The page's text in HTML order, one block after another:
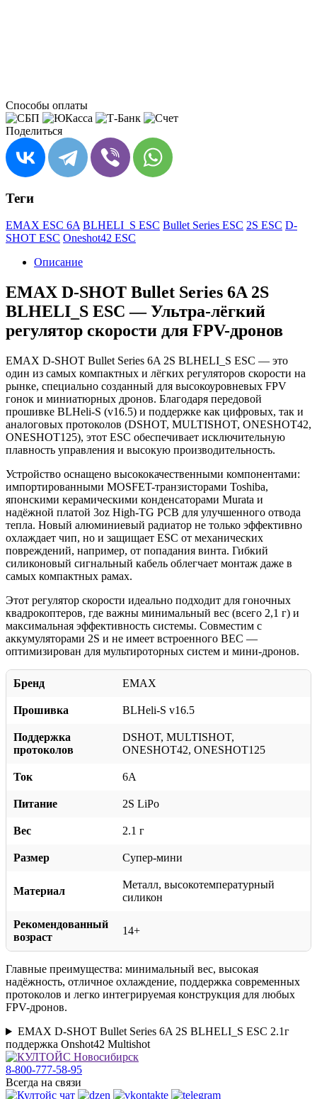
Способы оплаты
Поделиться
Теги
EMAX ESC 6A BLHELI_S ESC Bullet Series ESC 2S ESC D-
SHOT ESC Oneshot42 ESC
Описание
EMAX D-SHOT Bullet Series 6A 2S
BLHELI_S ESC — Ультра-лёгкий
регулятор скорости для FPV-дронов
EMAX D-SHOT Bullet Series 6A 2S BLHELI_S ESC — это
один из самых компактных и лёгких регуляторов скорости на
рынке, специально созданный для высокоуровневых FPV
гонок и миниатюрных дронов. Благодаря передовой
прошивке BLHeli-S (v16.5) и поддержке как цифровых, так и
аналоговых протоколов (DSHOT, MULTISHOT, ONESHOT42,
ONESHOT125), этот ESC обеспечивает исключительную
плавность управления и высокую производительность.
Устройство оснащено высококачественными компонентами:
импортированными MOSFET-транзисторами Toshiba,
японскими керамическими конденсаторами Murata и
надёжной платой 3oz High-TG PCB для улучшенного отвода
тепла. Новый алюминиевый радиатор не только эффективно
охлаждает чип, но и защищает ESC от механических
повреждений, например, от попадания винта. Гибкий
силиконовый сигнальный кабель облегчает монтаж даже в
самых компактных рамах.
Этот регулятор скорости идеально подходит для гоночных
квадрокоптеров, где важны минимальный вес (всего 2,1 г) и
максимальная эффективность системы. Совместим с
аккумуляторами 2S и не имеет встроенного BEC —
оптимизирован для мультироторных систем и мини-дронов.
Бренд EMAX
Прошивка BLHeli-S v16.5
Поддержка
протоколов
DSHOT, MULTISHOT,
ONESHOT42, ONESHOT125
Ток 6A
Питание 2S LiPo
Вес 2.1 г
Размер Супер-мини
Материал
Металл, высокотемпературный
силикон
Рекомендованный
возраст
14+
Главные преимущества: минимальный вес, высокая
надёжность, отличное охлаждение, поддержка современных
протоколов и легко интегрируемая конструкция для любых
FPV-дронов.
EMAX D-SHOT Bullet Series 6A 2S BLHELI_S ESC 2.1г
поддержка Onshot42 Multishot
8-800-777-58-95
Всегда на связи